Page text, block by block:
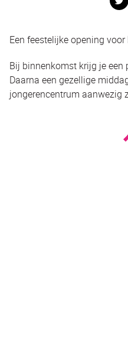
Een feestelijke opening
Bij binnenkomst krijg je een
Daarna een gezellige
jongerencentrum aanwezig